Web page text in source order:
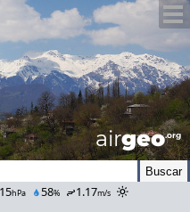
airGEO.oRg
hPa 58% 1.17m/s